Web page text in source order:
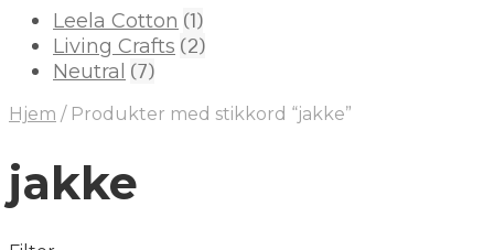
Leela Cotton (1)
Living Crafts (2)
Neutral (7)
Hjem / Produkter med stikkord “jakke”
jakke